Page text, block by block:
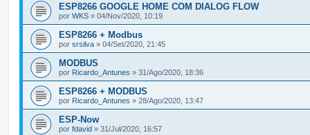
ESP8266 GOOGLE HOME COM DIALOG FLOW
por WKS » 04/Nov/2020, 10:19
ESP8266 + Modbus
por srsilva » 04/Set/2020, 21:45
MODBUS
por Ricardo_Antunes » 31/Ago/2020, 18:36
ESP8266 + MODBUS
por Ricardo_Antunes » 28/Ago/2020, 13:47
ESP-Now
por fdavid » 31/Jul/2020, 16:57